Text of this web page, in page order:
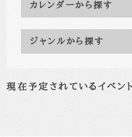
カレンダーから探す
ジャンルから探す
現在予定されているイベン